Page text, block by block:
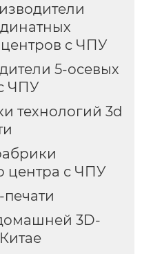
с ЧПУ
5-осевых
ЧПУ
технологий 3d
центра с ЧПУ
3D-